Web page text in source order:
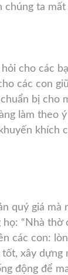
ta mất
cho các
các con
bị cho
làm theo
khích
quý giá
“Nhà
các con:
xây
động để